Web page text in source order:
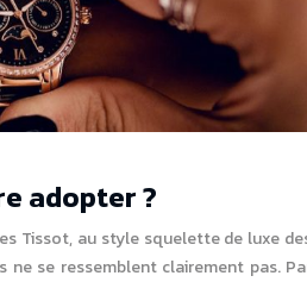
adopter ?
Tissot, au style squelette de luxe
ne se ressemblent clairement pas.